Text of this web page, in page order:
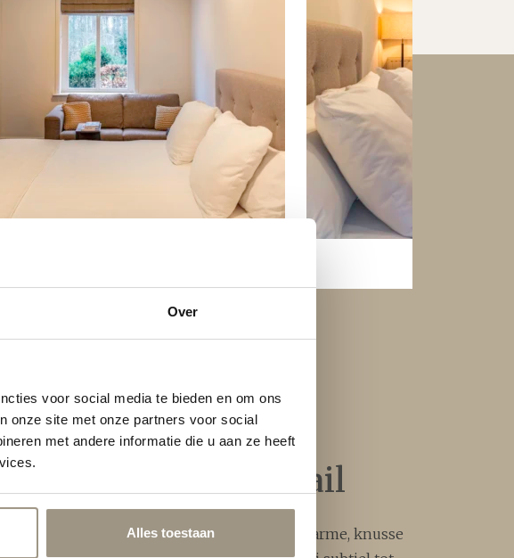
Over
voor social media te bieden en om ons
onze site met onze partners voor social
met andere informatie die u aan ze heeft
Alles toestaan
Uw verblijf in detail
De kamer biedt rust en comfort in een warme, knusse